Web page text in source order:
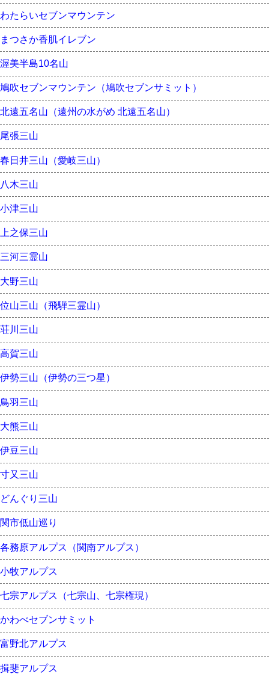
わたらいセブンマウンテン
まつさか香肌イレブン
渥美半島10名山
鳩吹セブンマウンテン（鳩吹セブンサミット）
北遠五名山（遠州の水がめ 北遠五名山）
尾張三山
春日井三山（愛岐三山）
八木三山
小津三山
上之保三山
三河三霊山
大野三山
位山三山（飛騨三霊山）
荘川三山
高賀三山
伊勢三山（伊勢の三つ星）
鳥羽三山
大熊三山
伊豆三山
寸又三山
どんぐり三山
関市低山巡り
各務原アルプス（関南アルプス）
小牧アルプス
七宗アルプス（七宗山、七宗権現）
かわべセブンサミット
富野北アルプス
揖斐アルプス